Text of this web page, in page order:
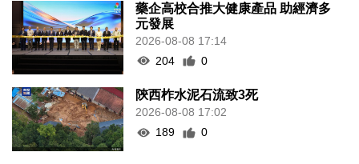
藥企高校合推大健康產品 助經濟多
元發展
2026-08-08 17:14
204
0
陝西柞水泥石流致3死
2026-08-08 17:02
189
0